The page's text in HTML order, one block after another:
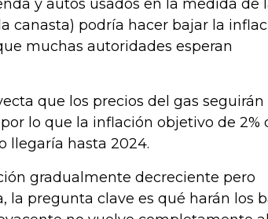
y autos usados ​​en la medida de
canasta) podría hacer bajar la
muchas autoridades esperan
que los precios del gas seguirán
lo que la inflación objetivo de 2%
llegaría hasta 2024.
gradualmente decreciente pero
la pregunta clave es qué harán los